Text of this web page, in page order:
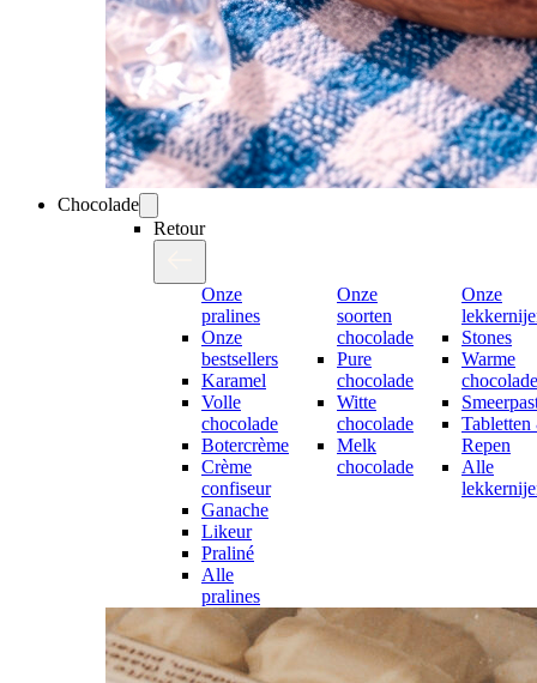
Chocolade
Retour
Onze
pralines
Onze
bestsellers
Karamel
Volle
chocolade
Botercrème
Crème
confiseur
Ganache
Likeur
Praliné
Alle
pralines
Onze
soorten
chocolade
Pure
chocolade
Witte
chocolade
Melk
chocolade
Onze
Stones
Warme
Repen
Alle